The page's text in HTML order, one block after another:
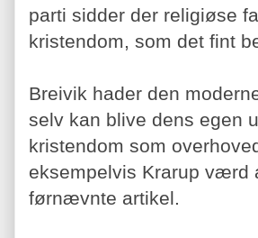
parti sidder der religiøse
kristendom, som det fint
Breivik hader den
selv kan blive dens egen
kristendom som
eksempelvis Krarup værd
førnævnte artikel.